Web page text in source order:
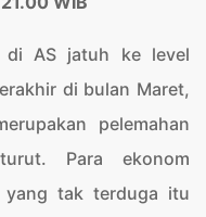
di AS jatuh ke level
di bulan Maret,
pelemahan
Para ekonom
yang tak terduga itu